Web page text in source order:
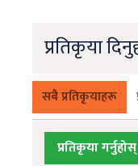
प्रतिकृया
सबै प्रतिकृयाहरू
प्रतिकृया गर्नुहोस्